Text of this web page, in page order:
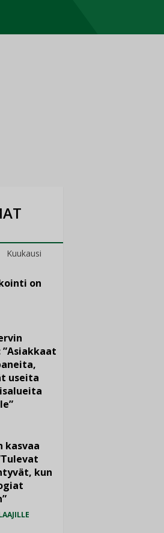
Kuukausi
on
useita
kasvaa
kun